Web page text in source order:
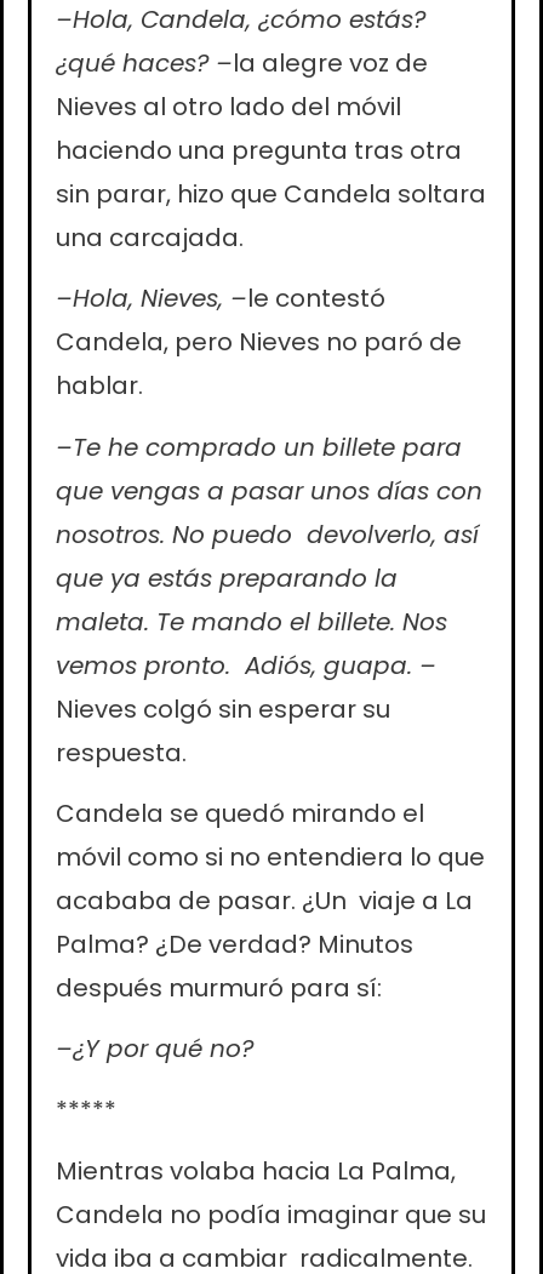
–Hola, Candela, ¿cómo estás?
¿qué haces? –la alegre voz de
Nieves al otro lado del móvil
haciendo una pregunta tras otra
sin parar, hizo que Candela soltara
una carcajada.
–Hola, Nieves, –le contestó
Candela, pero Nieves no paró de
hablar.
–Te he comprado un billete para
que vengas a pasar unos días con
nosotros. No puedo devolverlo, así
que ya estás preparando la
maleta. Te mando el billete. Nos
vemos pronto. Adiós, guapa. –
Nieves colgó sin esperar su
respuesta.
Candela se quedó mirando el
móvil como si no entendiera lo que
acababa de pasar. ¿Un viaje a La
Palma? ¿De verdad? Minutos
después murmuró para sí:
–¿Y por qué no?
*****
Mientras volaba hacia La Palma,
Candela no podía imaginar que su
vida iba a cambiar radicalmente.